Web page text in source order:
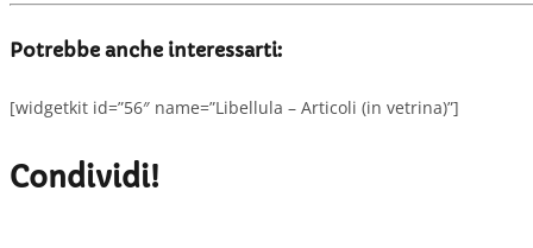
Potrebbe anche interessarti:
[widgetkit id=”56″ name=”Libellula – Articoli (in vetrina)”]
Condividi!